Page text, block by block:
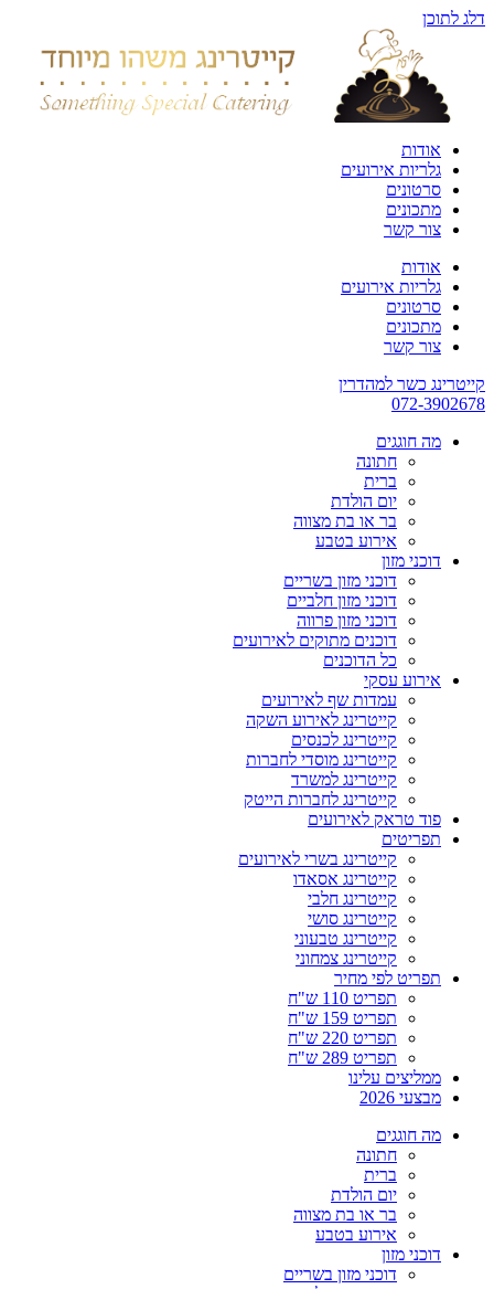
דלג לתוכן
אודות
גלריות אירועים
סרטונים
מתכונים
צור קשר
אודות
גלריות אירועים
סרטונים
מתכונים
צור קשר
קייטרינג כשר למהדרין
072-3902678
מה חוגגים
חתונה
ברית
יום הולדת
בר או בת מצווה
אירוע בטבע
דוכני מזון
דוכני מזון בשריים
דוכני מזון חלביים
דוכני מזון פרווה
דוכנים מתוקים לאירועים
כל הדוכנים
אירוע עסקי
עמדות שף לאירועים
קייטרינג לאירוע השקה
קייטרינג לכנסים
קייטרינג מוסדי לחברות
קייטרינג למשרד
קייטרינג לחברות הייטק
פוד טראק לאירועים
תפריטים
קייטרינג בשרי לאירועים
קייטרינג אסאדו
קייטרינג חלבי
קייטרינג סושי
קייטרינג טבעוני
קייטרינג צמחוני
תפריט לפי מחיר
תפריט 110 ש"ח
תפריט 159 ש"ח
תפריט 220 ש"ח
תפריט 289 ש"ח
ממליצים עלינו
מבצעי 2026
מה חוגגים
חתונה
ברית
יום הולדת
בר או בת מצווה
אירוע בטבע
דוכני מזון
דוכני מזון בשריים